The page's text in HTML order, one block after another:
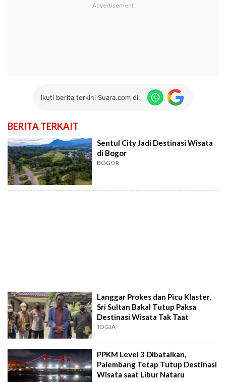
Ikuti berita terkini Suara.com di:
BERITA TERKAIT
Sentul City Jadi Destinasi Wisata
di Bogor
BOGOR
Langgar Prokes dan Picu Klaster,
Sri Sultan Bakal Tutup Paksa
Destinasi Wisata Tak Taat
JOGJA
PPKM Level 3 Dibatalkan,
Palembang Tetap Tutup Destinasi
Wisata saat Libur Nataru